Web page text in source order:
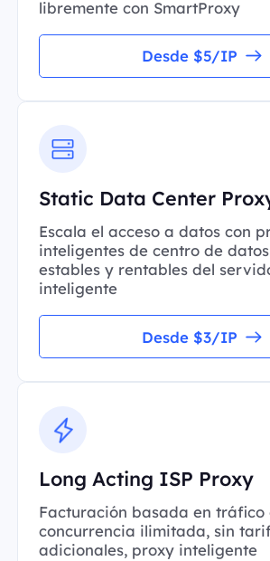
libremente con SmartProxy
Desde $5/IP
Static Data Center
Escala el acceso a datos con
inteligentes de centro de
estables y rentables del
inteligente
Desde $3/IP
Long Acting ISP Proxy
Facturación basada en tráfico
concurrencia ilimitada, sin
adicionales, proxy inteligente